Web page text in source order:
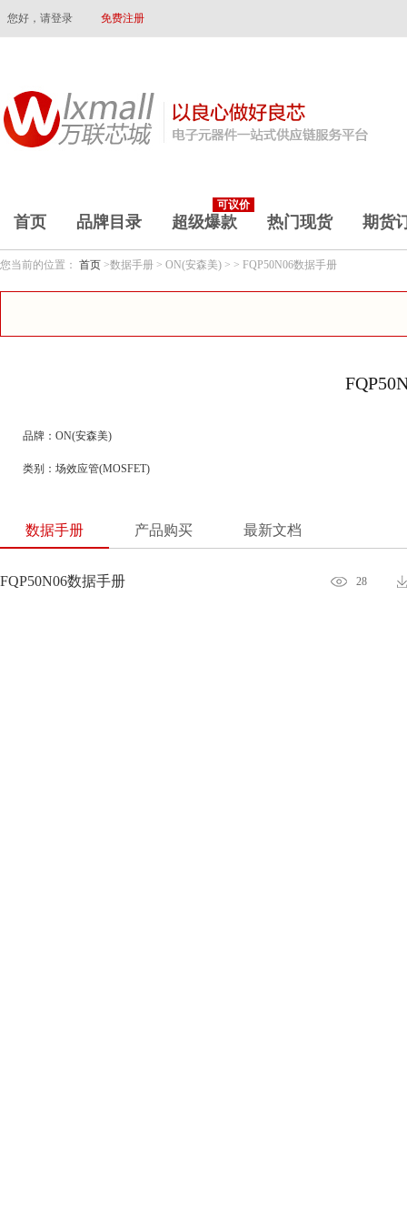
您好，请登录 免费注册
首页 品牌目录
可议价
超级爆款 热门现货 期货
您当前的位置： 首页 >数据手册 > ON(安森美) > > FQP50N06数据手册
品牌：ON(安森美)
类别：场效应管(MOSFET)
数据手册 产品购买 最新文档
FQP50N06数据手册 28